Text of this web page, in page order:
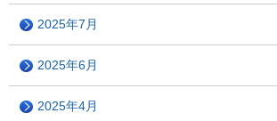
2025年7月
2025年6月
2025年4月